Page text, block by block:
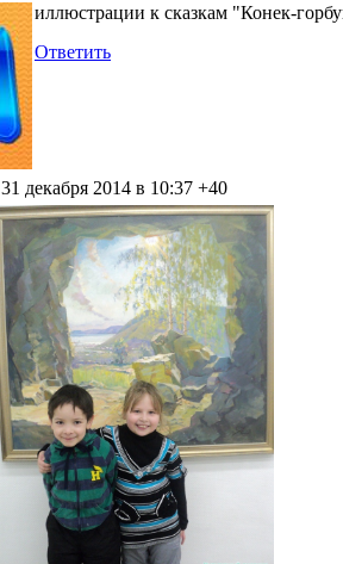
иллюстрации к сказкам "Конек-
Ответить
31 декабря 2014 в 10:37 +40